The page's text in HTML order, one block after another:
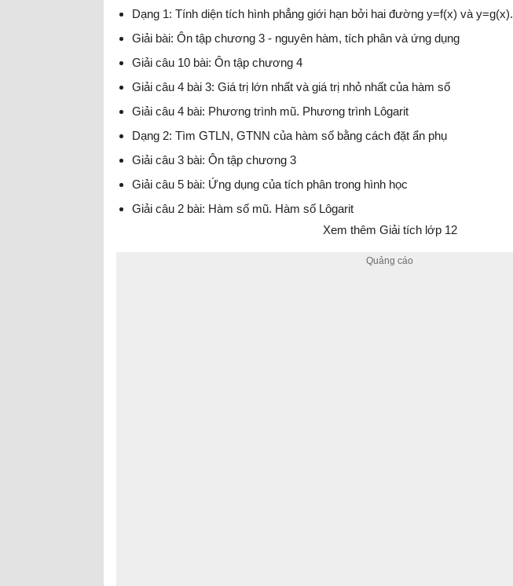
Dạng 1: Tính diện tích hình phẳng giới hạn bởi hai đường y=f(x) và y=g(x).
Giải bài: Ôn tập chương 3 - nguyên hàm, tích phân và ứng dụng
Giải câu 10 bài: Ôn tập chương 4
Giải câu 4 bài 3: Giá trị lớn nhất và giá trị nhỏ nhất của hàm số
Giải câu 4 bài: Phương trình mũ. Phương trình Lôgarit
Dạng 2: Tìm GTLN, GTNN của hàm số bằng cách đặt ẩn phụ
Giải câu 3 bài: Ôn tập chương 3
Giải câu 5 bài: Ứng dụng của tích phân trong hình học
Giải câu 2 bài: Hàm số mũ. Hàm số Lôgarit
Xem thêm Giải tích lớp 12